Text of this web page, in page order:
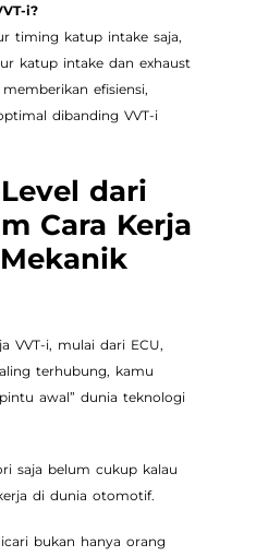
i?
timing katup intake saja,
katup intake dan exhaust
efisiensi,
dibanding VVT-i
dari
Cara Kerja
VVT-i, mulai dari ECU,
terhubung, kamu
awal” dunia teknologi
saja belum cukup kalau
di dunia otomotif.
bukan hanya orang